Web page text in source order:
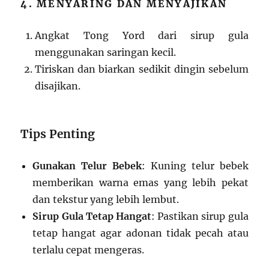
4. MENYARING DAN MENYAJIKAN
Angkat Tong Yord dari sirup gula
menggunakan saringan kecil.
Tiriskan dan biarkan sedikit dingin sebelum
disajikan.
Tips Penting
Gunakan Telur Bebek: Kuning telur bebek
memberikan warna emas yang lebih pekat
dan tekstur yang lebih lembut.
Sirup Gula Tetap Hangat: Pastikan sirup gula
tetap hangat agar adonan tidak pecah atau
terlalu cepat mengeras.